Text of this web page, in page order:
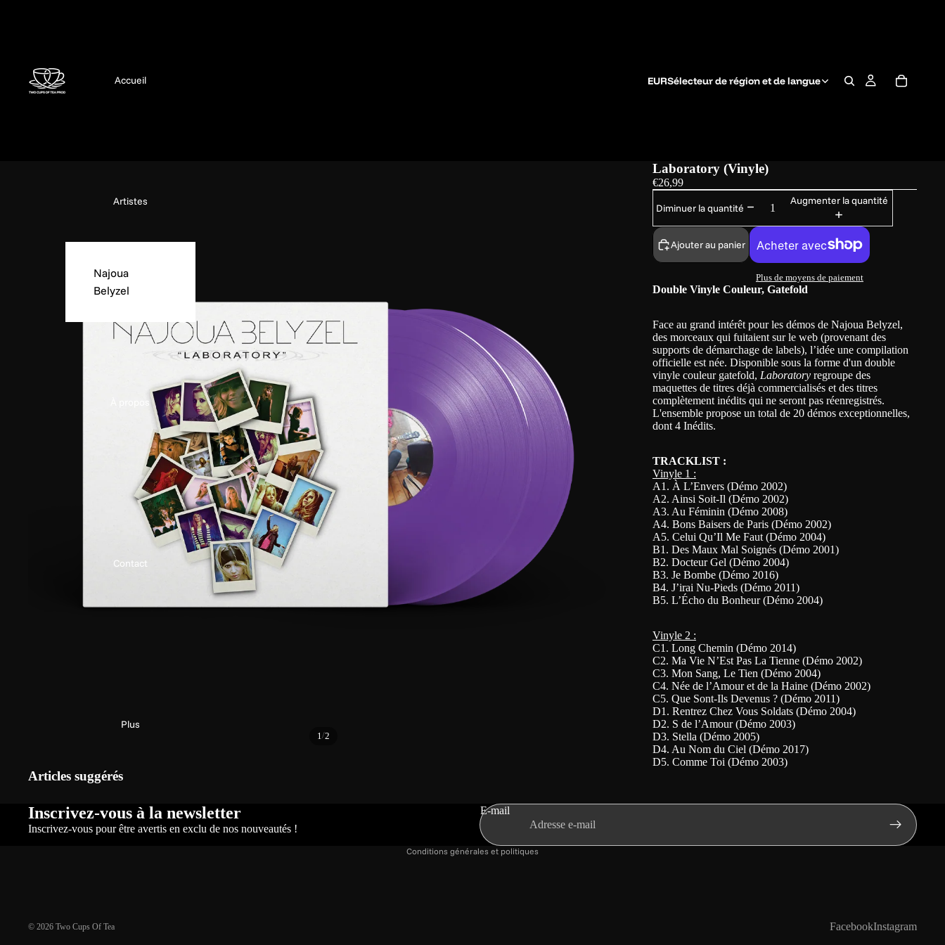
Accueil
Artistes
Najoua
Belyzel
À propos
Contact
Plus
EURSélecteur de région et de langue
1/2
Laboratory (Vinyle)
€26,99
Diminuer la quantité
Augmenter la quantité
Ajouter au panier
Plus de moyens de paiement
Double Vinyle Couleur, Gatefold
Face au grand intérêt pour les démos de Najoua Belyzel,
des morceaux qui fuitaient sur le web (provenant des
supports de démarchage de labels), l’idée une compilation
officielle est née. Disponible sous la forme d'un double
vinyle couleur gatefold, Laboratory regroupe des
maquettes de titres déjà commercialisés et des titres
complètement inédits qui ne seront pas réenregistrés.
L'ensemble propose un total de 20 démos exceptionnelles,
dont 4 Inédits.
TRACKLIST :
Vinyle 1 :
A1. À L’Envers (Démo 2002)
A2. Ainsi Soit-Il (Démo 2002)
A3. Au Féminin (Démo 2008)
A4. Bons Baisers de Paris (Démo 2002)
A5. Celui Qu’Il Me Faut (Démo 2004)
B1. Des Maux Mal Soignés (Démo 2001)
B2. Docteur Gel (Démo 2004)
B3. Je Bombe (Démo 2016)
B4. J’irai Nu-Pieds (Démo 2011)
B5. L’Écho du Bonheur (Démo 2004)
Vinyle 2 :
C1. Long Chemin (Démo 2014)
C2. Ma Vie N’Est Pas La Tienne (Démo 2002)
C3. Mon Sang, Le Tien (Démo 2004)
C4. Née de l’Amour et de la Haine (Démo 2002)
C5. Que Sont-Ils Devenus ? (Démo 2011)
D1. Rentrez Chez Vous Soldats (Démo 2004)
D2. S de l’Amour (Démo 2003)
D3. Stella (Démo 2005)
D4. Au Nom du Ciel (Démo 2017)
D5. Comme Toi (Démo 2003)
Articles suggérés
Inscrivez-vous à la newsletter
Inscrivez-vous pour être avertis en exclu de nos nouveautés !
E-mail
© 2026 Two Cups Of Tea
Conditions générales et politiques
Conditions générales de vente
FacebookInstagram